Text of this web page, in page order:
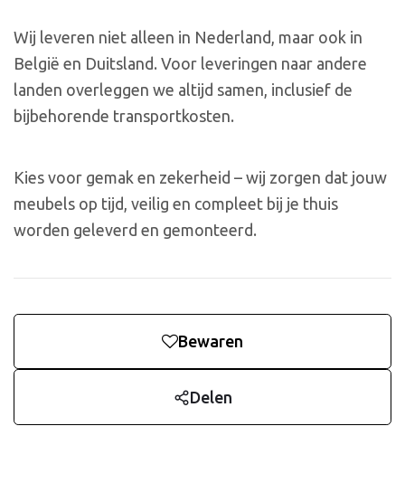
Wij leveren niet alleen in Nederland, maar ook in
België en Duitsland. Voor leveringen naar andere
landen overleggen we altijd samen, inclusief de
bijbehorende transportkosten.
Kies voor gemak en zekerheid – wij zorgen dat jouw
meubels op tijd, veilig en compleet bij je thuis
worden geleverd en gemonteerd.
Bewaren
Delen